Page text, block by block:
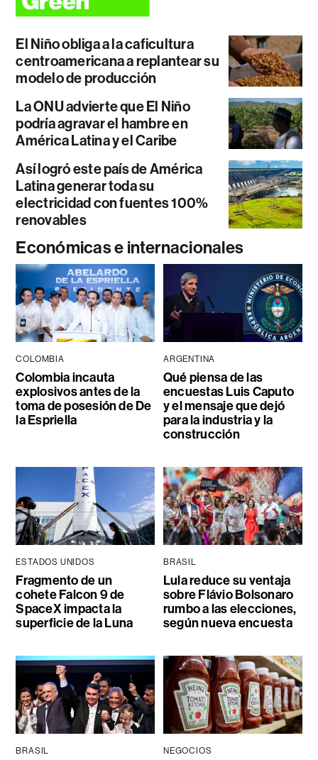
El Niño obliga a la caficultura
centroamericana a replantear su
modelo de producción
La ONU advierte que El Niño
podría agravar el hambre en
América Latina y el Caribe
Así logró este país de América
Latina generar toda su
electricidad con fuentes 100%
renovables
Económicas e internacionales
COLOMBIA
Colombia incauta
explosivos antes de la
toma de posesión de De
la Espriella
ARGENTINA
Qué piensa de las
encuestas Luis Caputo
y el mensaje que dejó
para la industria y la
construcción
ESTADOS UNIDOS
Fragmento de un
cohete Falcon 9 de
SpaceX impacta la
superficie de la Luna
BRASIL
Lula reduce su ventaja
sobre Flávio Bolsonaro
rumbo a las elecciones,
según nueva encuesta
BRASIL NEGOCIOS